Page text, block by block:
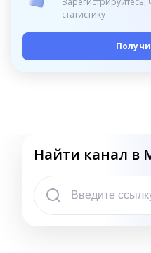
статистику
Найти канал в